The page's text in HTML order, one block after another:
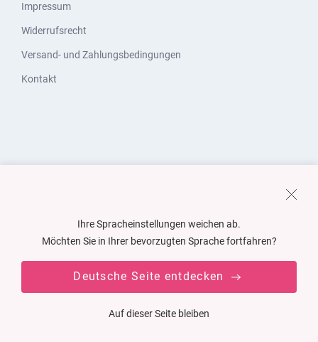
Impressum
Widerrufsrecht
Versand- und Zahlungsbedingungen
Kontakt
Ihre Spracheinstellungen weichen ab.
Möchten Sie in Ihrer bevorzugten Sprache fortfahren?
Deutsche Seite entdecken
Auf dieser Seite bleiben